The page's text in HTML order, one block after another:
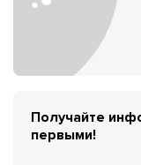
Получайте
первыми!